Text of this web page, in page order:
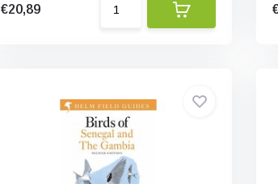
€20,89